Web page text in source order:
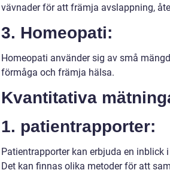
vävnader för att främja avslappning,
3. Homeopati:
Homeopati använder sig av små
förmåga och främja hälsa.
Kvantitativa
1. patientrapporter:
Patientrapporter kan erbjuda en
Det kan finnas olika metoder för att